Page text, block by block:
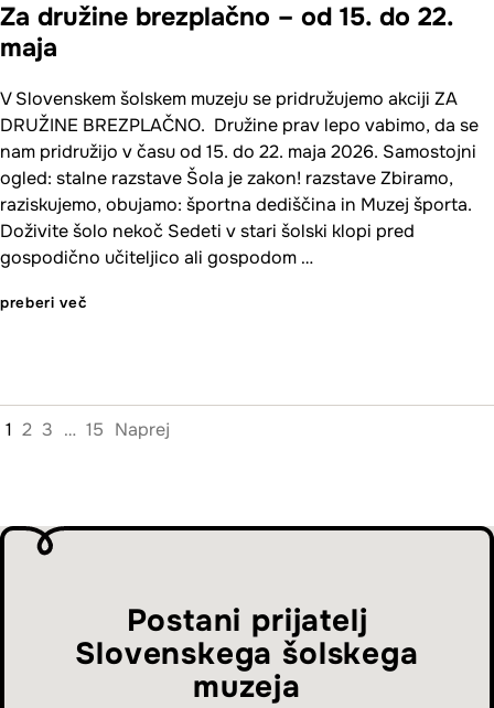
Za družine brezplačno – od 15. do 22.
maja
V Slovenskem šolskem muzeju se pridružujemo akciji ZA
DRUŽINE BREZPLAČNO. Družine prav lepo vabimo, da se
nam pridružijo v času od 15. do 22. maja 2026. Samostojni
ogled: stalne razstave Šola je zakon! razstave Zbiramo,
raziskujemo, obujamo: športna dediščina in Muzej športa.
Doživite šolo nekoč Sedeti v stari šolski klopi pred
gospodično učiteljico ali gospodom …
preberi več
1 2 3 … 15 Naprej
Postani prijatelj
Slovenskega šolskega
muzeja